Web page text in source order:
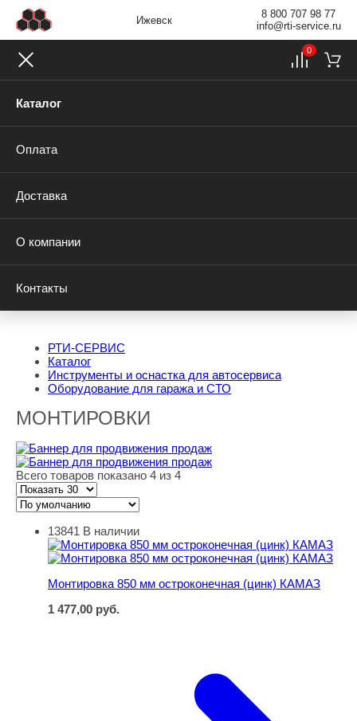
Ижевск
8 800 707 98 77
info@rti-service.ru
Каталог
Оплата
Доставка
О компании
Контакты
0
РТИ-СЕРВИС
Каталог
Инструменты и оснастка для автосервиса
Оборудование для гаража и СТО
МОНТИРОВКИ
Всего товаров показано 4 из 4
Монтировка 850 мм остроконечная (цинк) КАМАЗ
13841 В наличии
Монтировка 850 мм остроконечная (цинк) КАМАЗ
1 477,00 руб.